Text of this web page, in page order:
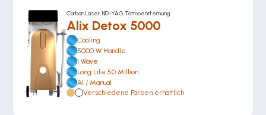
Carbon Laser, ND-YAG,Tattooentfernung
Alix Detox 5000
Cooling
5000 W Handle
1 Wave
Long Life 50 Million
AI / Manual
Verschiedene Farben erhältlich